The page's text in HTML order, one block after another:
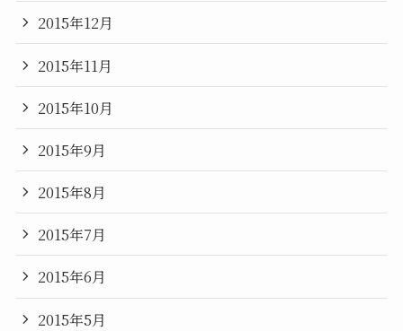
2015年12月
2015年11月
2015年10月
2015年9月
2015年8月
2015年7月
2015年6月
2015年5月